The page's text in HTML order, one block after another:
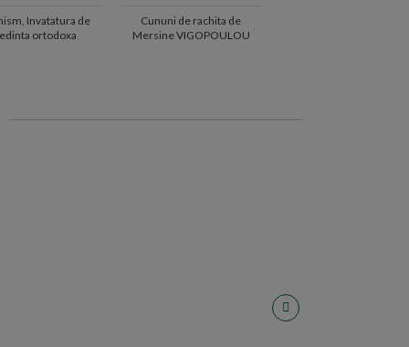
Invatatura de
ortodoxa
Cununi de rachita de
Mersine VIGOPOULOU